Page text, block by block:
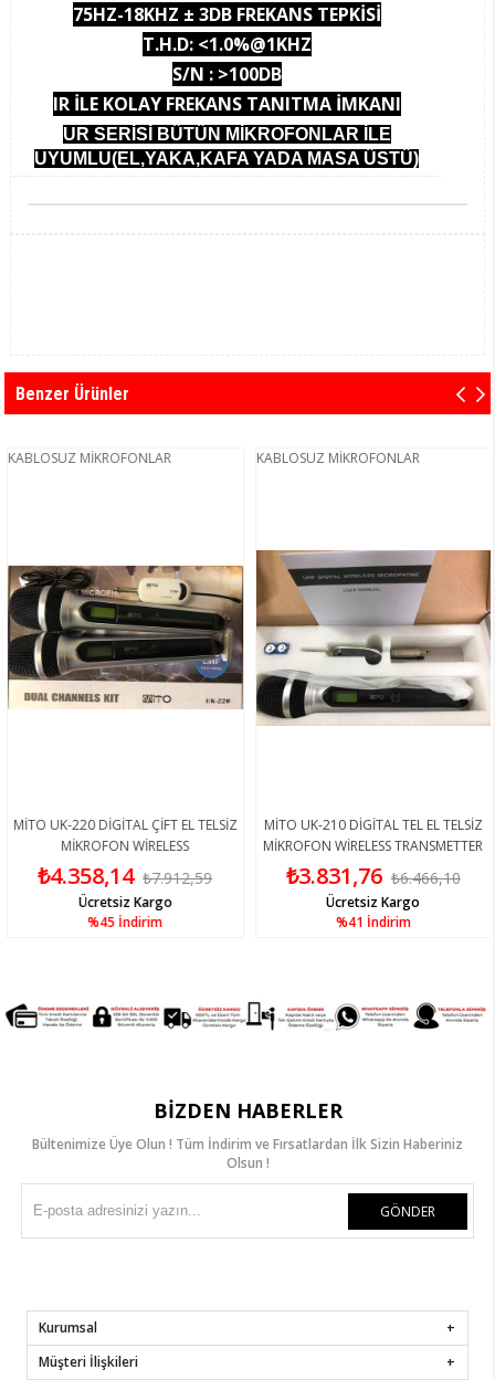
75HZ-18KHZ ± 3DB FREKANS TEPKİSİ
T.H.D: <1.0%@1KHZ
S/N : >100DB
IR İLE KOLAY FREKANS TANITMA İMKANI
UR SERİSİ BÜTÜN MİKROFONLAR İLE
UYUMLU(EL,YAKA,KAFA YADA MASA ÜSTÜ)
Benzer Ürünler
MİKROFONLAR
MİTO UK-220 DİGİTAL ÇİFT EL TELSİZ
MİKROFON WİRELESS
₺4.358,14 ₺7.912,59
%45İndirim
Ücretsiz Kargo
KABLOSUZ MİKROFONLAR
MİTO UK-210 DİGİTAL TEL EL TELSİZ
MİKROFON WİRELESS TRANSMETTER
₺3.831,76 ₺6.466,10
%41İndirim
Ücretsiz Kargo
BIZDEN HABERLER
Bültenimize Üye Olun ! Tüm İndirim ve Fırsatlardan İlk Sizin Haberiniz
Olsun !
GÖNDER
Kurumsal
Müşteri İlişkileri